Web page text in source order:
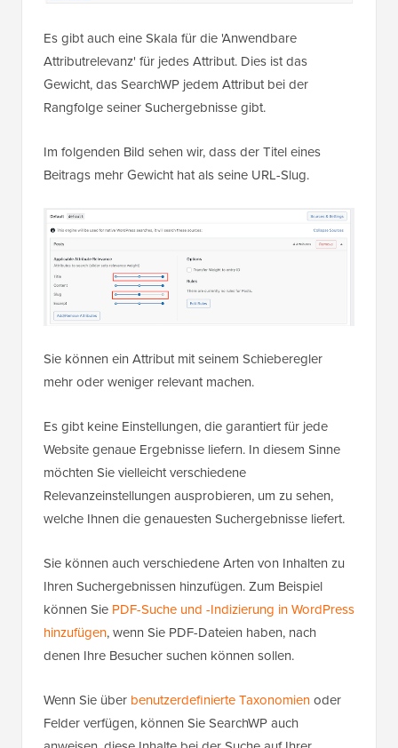
Es gibt auch eine Skala für die 'Anwendbare
Attributrelevanz' für jedes Attribut. Dies ist das
Gewicht, das SearchWP jedem Attribut bei der
Rangfolge seiner Suchergebnisse gibt.
Im folgenden Bild sehen wir, dass der Titel eines
Beitrags mehr Gewicht hat als seine URL-Slug.
Sie können ein Attribut mit seinem Schieberegler
mehr oder weniger relevant machen.
Es gibt keine Einstellungen, die garantiert für jede
Website genaue Ergebnisse liefern. In diesem Sinne
möchten Sie vielleicht verschiedene
Relevanzeinstellungen ausprobieren, um zu sehen,
welche Ihnen die genauesten Suchergebnisse liefert.
Sie können auch verschiedene Arten von Inhalten zu
Ihren Suchergebnissen hinzufügen. Zum Beispiel
können Sie PDF-Suche und -Indizierung in WordPress
hinzufügen, wenn Sie PDF-Dateien haben, nach
denen Ihre Besucher suchen können sollen.
Wenn Sie über benutzerdefinierte Taxonomienoder
Felder verfügen, können Sie SearchWP auch